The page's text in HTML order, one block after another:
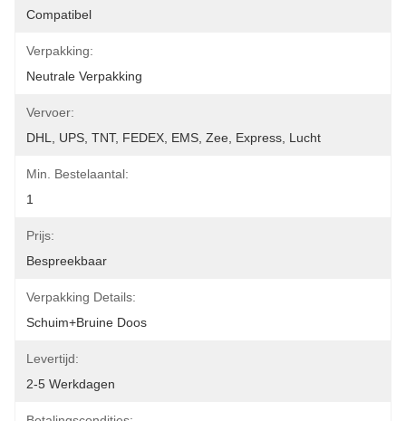
Compatibel
Verpakking:
Neutrale Verpakking
Vervoer:
DHL, UPS, TNT, FEDEX, EMS, Zee, Express, Lucht
Min. Bestelaantal:
1
Prijs:
Bespreekbaar
Verpakking Details:
Schuim+bruine Doos
Levertijd:
2-5 Werkdagen